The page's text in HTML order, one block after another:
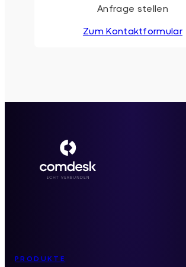
Anfrage stellen
Zum Kontaktformular
Inhaltsverzeichnis
PRODUKTE